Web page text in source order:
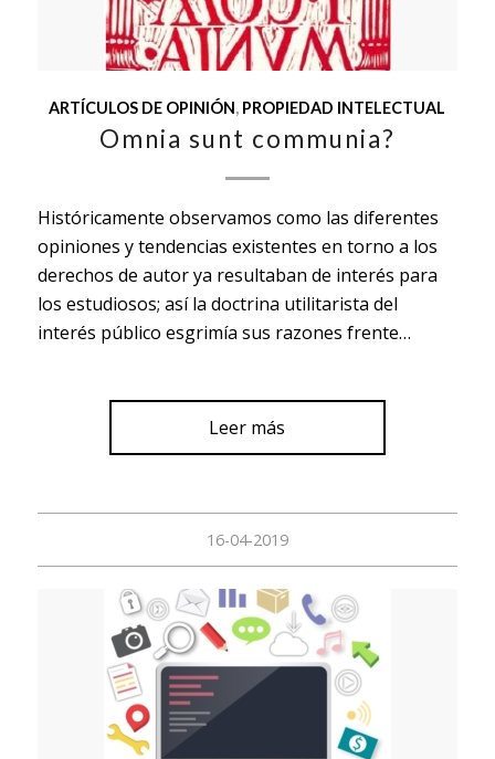
ARTÍCULOS DE OPINIÓN, PROPIEDAD INTELECTUAL
Omnia sunt communia?
Históricamente observamos como las diferentes
opiniones y tendencias existentes en torno a los
derechos de autor ya resultaban de interés para
los estudiosos; así la doctrina utilitarista del
interés público esgrimía sus razones frente…
Leer más
16-04-2019